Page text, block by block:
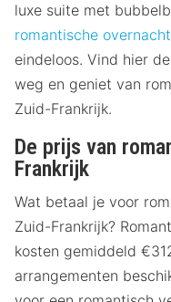
luxe suite met
romantische
eindeloos. Vind hier
weg en geniet van
Zuid-Frankrijk.
De prijs van
Frankrijk
Wat betaal je voor
Zuid-Frankrijk?
kosten gemiddeld
arrangementen